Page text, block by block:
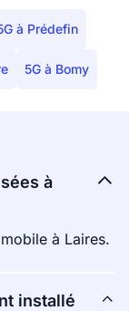
à Prédefin
5G à Bomy
à
à Laires.
installé